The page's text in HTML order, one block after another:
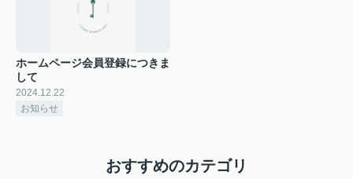
ホームページ会員登録につきま
して
2024.12.22
お知らせ
おすすめのカテゴリ